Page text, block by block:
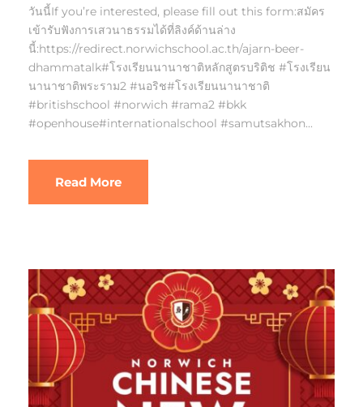
วันนี้If you’re interested, please fill out this form:สมัคร
เข้ารับฟังการเสวนาธรรมได้ที่ลิงค์ด้านล่าง
นี้:https://redirect.norwichschool.ac.th/ajarn-beer-
dhammatalk#โรงเรียนนานาชาติหลักสูตรบริติช #โรงเรียน
นานาชาติพระราม2 #นอริช#โรงเรียนนานาชาติ
#britishschool #norwich #rama2 #bkk
#openhouse#internationalschool #samutsakhon...
Read More